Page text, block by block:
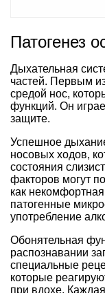
Патогенез
Дыхательная
частей. Первым
средой нос,
функций. Он
защите.
Успешное
носовых ходов,
состояния
факторов могут
как
патогенные
употребление
Обонятельная
распознавании
специальные
которые
при вдохе.